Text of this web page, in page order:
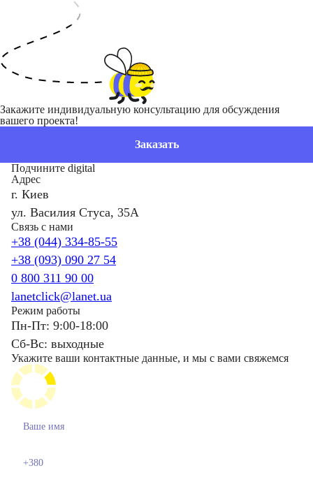
Закажите индивидуальную консультацию для обсуждения
вашего проекта!
Заказать
Подчините digital
Адрес
г. Киев
ул. Василия Стуса, 35А
Связь с нами
+38 (044) 334-85-55
+38 (093) 090 27 54
0 800 311 90 00
lanetclick@lanet.ua
Режим работы
Пн-Пт: 9:00-18:00
Сб-Вс: выходные
Укажите ваши контактные данные, и мы с вами свяжемся